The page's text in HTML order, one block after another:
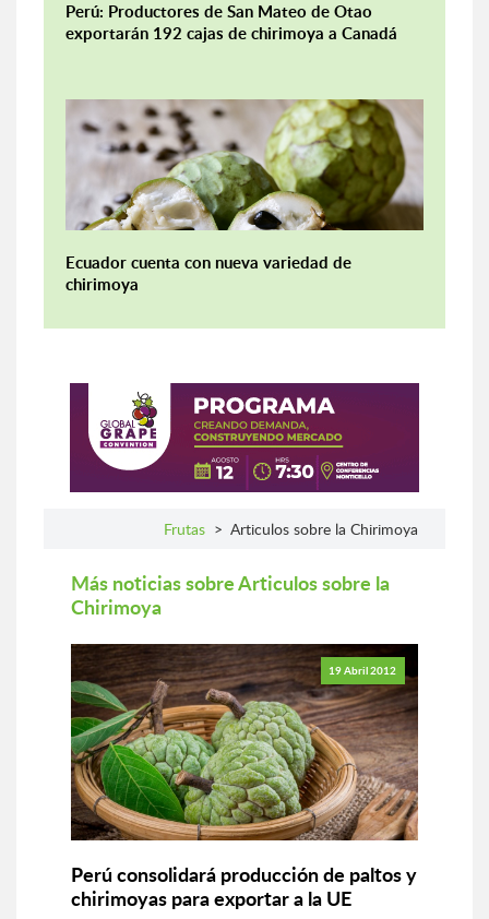
Perú: Productores de San Mateo de Otao
exportarán 192 cajas de chirimoya a Canadá
Ecuador cuenta con nueva variedad de
chirimoya
Frutas > Articulos sobre la Chirimoya
Más noticias sobre Articulos sobre la
Chirimoya
19 Abril 2012
Perú consolidará producción de paltos y
chirimoyas para exportar a la UE